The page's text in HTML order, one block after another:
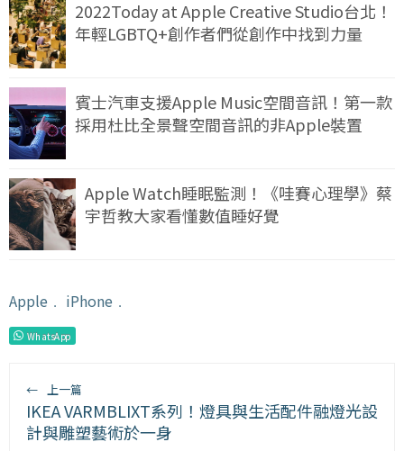
2022Today at Apple Creative Studio台北！
年輕LGBTQ+創作者們從創作中找到力量
賓士汽車支援Apple Music空間音訊！第一款
採用杜比全景聲空間音訊的非Apple裝置
Apple Watch睡眠監測！《哇賽心理學》蔡
宇哲教大家看懂數值睡好覺
Apple ﹒ iPhone ﹒
WhatsApp
← 上一篇
IKEA VARMBLIXT系列！燈具與生活配件融燈光設
計與雕塑藝術於一身